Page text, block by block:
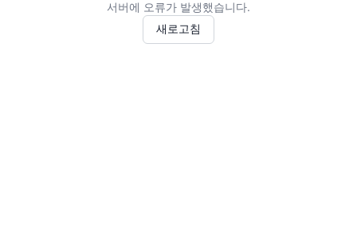
서버에 오류가 발생했습니다.
새로고침